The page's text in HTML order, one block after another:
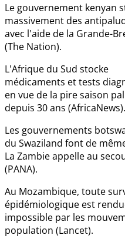
Le gouvernement kenyan
massivement des
avec l'aide de la Grande-
(The Nation).
L'Afrique du Sud stocke
médicaments et tests
en vue de la pire saison
depuis 30 ans (AfricaNews).
Les gouvernements
du Swaziland font de
La Zambie appelle au
(PANA).
Au Mozambique, toute
épidémiologique est
impossible par les
population (Lancet).